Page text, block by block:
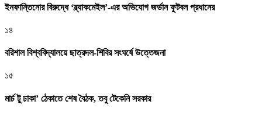
ইনফান্তিনোর বিরুদ্ধে ‘ব্ল্যাকমেইল’-এর অভিযোগ জর্ডান ফুটবল প্রধানের
১৪
বরিশাল বিশ্ববিদ্যালয়ে ছাত্রদল-শিবির সংঘর্ষে উত্তেজনা
১৫
মার্চ টু ঢাকা’ ঠেকাতে শেষ বৈঠক, তবু টেকেনি সরকার